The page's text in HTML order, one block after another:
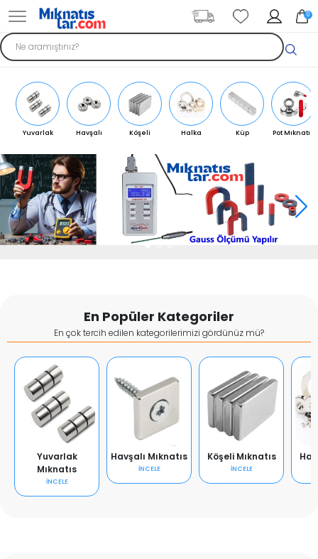
0
Yuvarlak
Havşalı
Köşeli
Halka
Küp
Pot Mıknatıs
En Popüler Kategoriler
En çok tercih edilen kategorilerimizi gördünüz mü?
Yuvarlak
Mıknatıs
İNCELE
Havşalı Mıknatıs
İNCELE
Köşeli Mıknatıs
İNCELE